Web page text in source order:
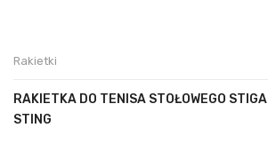
Rakietki
RAKIETKA DO TENISA STOŁOWEGO STIGA
STING